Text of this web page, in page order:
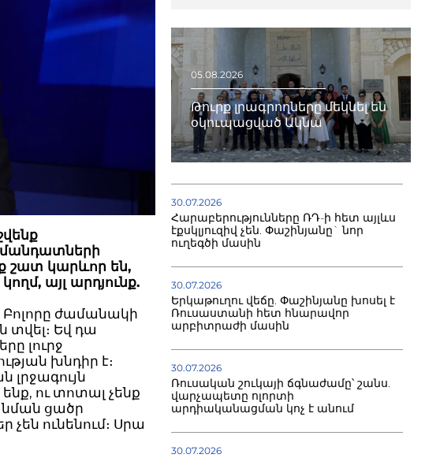
մանդատների
շատ կարևոր են,
այլ արդյունք.
ժամանակի
Եվ դա
լուրջ
խնդիր է։
ու տոտալ չենք
նման ցածր
ունենում։ Սրա
05.08.2026
Թուրք լրագրողները մեկնել են
օկուպացված Ակնա
30.07.2026
Հարաբերությունները ՌԴ-ի հետ այլևս
էքսկլյուզիվ չեն. Փաշինյանը` նոր
ուղեգծի մասին
30.07.2026
Երկաթուղու վեճը. Փաշինյանը խոսել է
Ռուսաստանի հետ հնարավոր
արբիտրաժի մասին
30.07.2026
Ռուսական շուկայի ճգնաժամը՝ շանս.
վարչապետը ոլորտի
արդիականացման կոչ է անում
30.07.2026